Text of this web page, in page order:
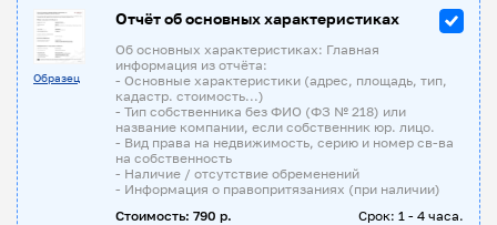
Образец
Отчёт об основных характеристиках
Об основных характеристиках: Главная
информация из отчёта:
- Основные характеристики (адрес, площадь, тип,
кадастр. стоимость...)
- Тип собственника без ФИО (ФЗ № 218) или
название компании, если собственник юр. лицо.
- Вид права на недвижимость, серию и номер св-ва
на собственность
- Наличие / отсутствие обременений
- Информация о правопритязаниях (при наличии)
Стоимость: 790 р.
Срок: 1 - 4 часа.